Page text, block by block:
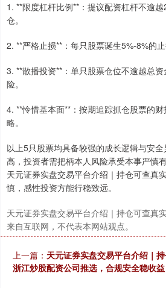
1. **限度杠杆比例**：提议配资杠杆不逾
仓。
2. **严格止损**：每只股票诞生5%-8%的止
3. **散播投资**：单只股票仓位不逾越总
险。
4. **怜惜基本面**：按期追踪抓仓股票的
略。
以上5只股票均具备较强的成长逻辑与安
高，投资者需把柄本人风险承受本事严慎
天元证券实盘交易平台介绍｜持仓可查真
慎，感性投资方能行稳致远。
天元证券实盘交易平台介绍｜持仓可查真
来自互联网，不代表本网站观点。
上一篇： 天元证券实盘交易平台介绍｜
浙江炒股配资公司推选，合规安全稳收益